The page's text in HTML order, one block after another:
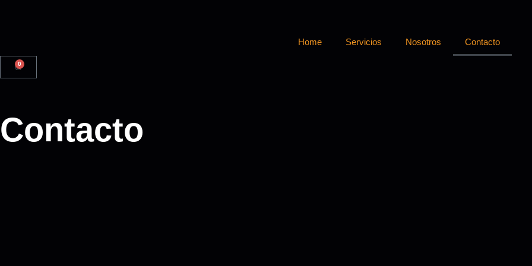
Home Servicios Nosotros Contacto
0
Contacto